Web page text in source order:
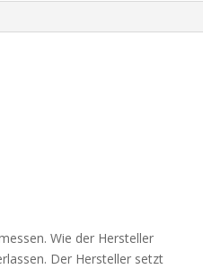
Wie der Hersteller
Der Hersteller setzt